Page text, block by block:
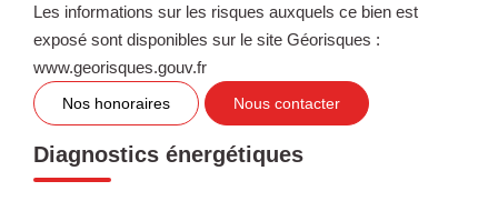
Les informations sur les risques auxquels ce bien est
exposé sont disponibles sur le site Géorisques :
www.georisques.gouv.fr
Nos honoraires Nous contacter
Diagnostics énergétiques